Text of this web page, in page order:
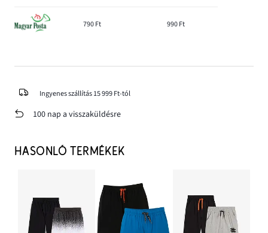
790 Ft 990 Ft
Ingyenes szállítás 15 999 Ft-tól
100 nap a visszaküldésre
HASONLÓ TERMÉKEK